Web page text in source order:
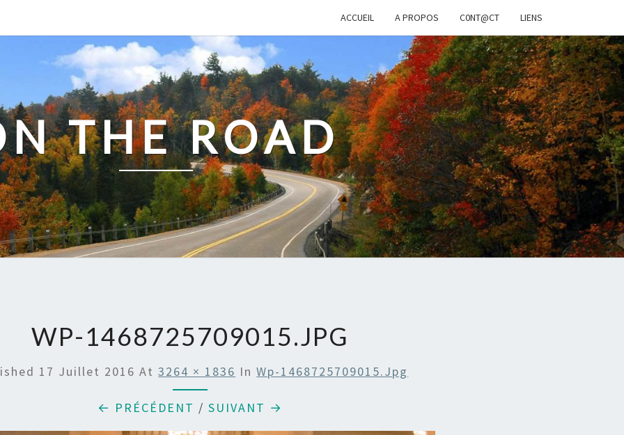
ACCUEIL A PROPOS C0NT@CT LIENS
THE ROAD
WP-1468725709015.JPG
17 Juillet 2016 At3264 × 1836 InWp-1468725709015.jpg
← PRÉCÉDENT / SUIVANT →